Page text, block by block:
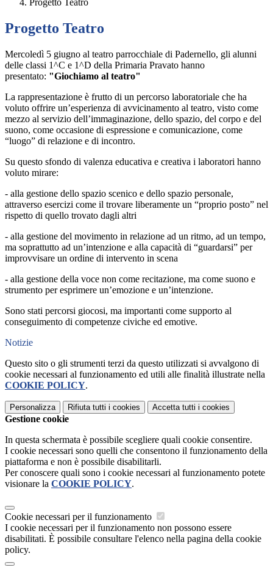
Progetto Teatro
Progetto Teatro
Mercoledì 5 giugno al teatro parrocchiale di Padernello, gli alunni
delle classi 1^C e 1^D della Primaria Pravato hanno
presentato: "Giochiamo al teatro"
La rappresentazione è frutto di un percorso laboratoriale che ha
voluto offrire un’esperienza di avvicinamento al teatro, visto come
mezzo al servizio dell’immaginazione, dello spazio, del corpo e del
suono, come occasione di espressione e comunicazione, come
“luogo” di relazione e di incontro.
Su questo sfondo di valenza educativa e creativa i laboratori hanno
voluto mirare:
- alla gestione dello spazio scenico e dello spazio personale,
attraverso esercizi come il trovare liberamente un “proprio posto” nel
rispetto di quello trovato dagli altri
- alla gestione del movimento in relazione ad un ritmo, ad un tempo,
ma soprattutto ad un’intenzione e alla capacità di “guardarsi” per
improvvisare un ordine di intervento in scena
- alla gestione della voce non come recitazione, ma come suono e
strumento per esprimere un’emozione e un’intenzione.
Sono stati percorsi giocosi, ma importanti come supporto al
conseguimento di competenze civiche ed emotive.
Notizie
Questo sito o gli strumenti terzi da questo utilizzati si avvalgono di
cookie necessari al funzionamento ed utili alle finalità illustrate nella
COOKIE POLICY.
Personalizza Rifiuta tutti i cookies Accetta tutti i cookies
Gestione cookie
In questa schermata è possibile scegliere quali cookie consentire.
I cookie necessari sono quelli che consentono il funzionamento della
piattaforma e non è possibile disabilitarli.
Per conoscere quali sono i cookie necessari al funzionamento potete
visionare la COOKIE POLICY.
Cookie necessari per il funzionamento
I cookie necessari per il funzionamento non possono essere
disabilitati. È possibile consultare l'elenco nella pagina della cookie
policy.